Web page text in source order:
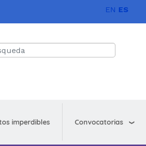
EN ES
imperdibles Convocatorias